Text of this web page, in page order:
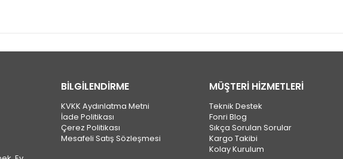
BİLGİLENDİRME
KVKK Aydınlatma Metni
İade Politikası
Çerez Politikası
Mesafeli Satış Sözleşmesi
MÜŞTERİ HİZMETLERİ
Teknik Destek
Fonri Blog
Sıkça Sorulan Sorular
Kargo Takibi
Kolay Kurulum